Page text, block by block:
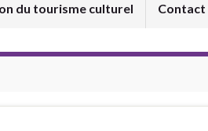
du tourisme culturel Contact